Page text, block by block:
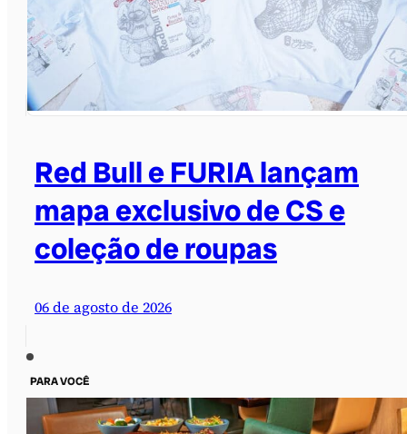
Red Bull e FURIA lançam
mapa exclusivo de CS e
coleção de roupas
06 de agosto de 2026
PARA VOCÊ